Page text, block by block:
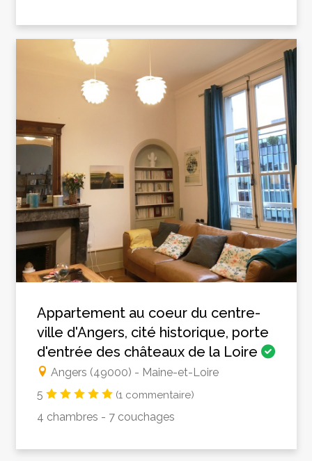
Appartement au coeur du centre-
ville d'Angers, cité historique, porte
d'entrée des châteaux de la Loire
Angers (49000) - Maine-et-Loire
5
(1 commentaire)
4 chambres - 7 couchages